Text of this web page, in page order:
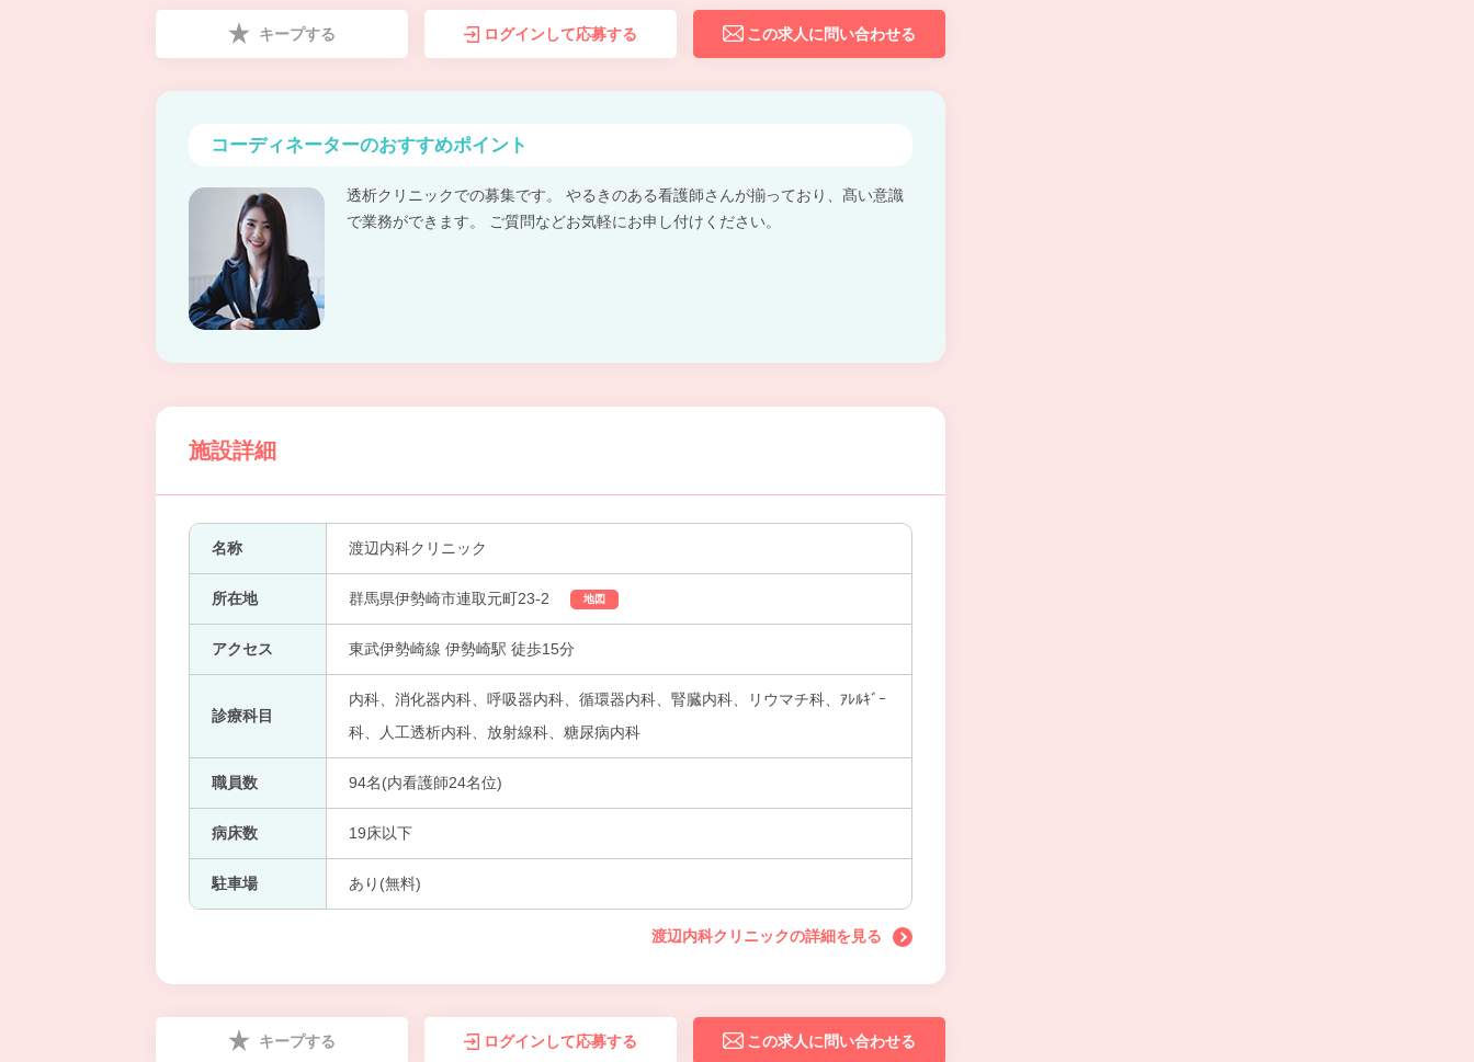
キープする ログインして応募する この求人に問い合わせる
コーディネーターのおすすめポイント
透析クリニックでの募集です。 やるきのある看護師さんが揃っており、髙い意識
で業務ができます。 ご質問などお気軽にお申し付けください。
施設詳細
名称 渡辺内科クリニック
所在地 群馬県伊勢崎市連取元町23-2 地図
アクセス 東武伊勢崎線 伊勢崎駅 徒歩15分
診療科目
内科、消化器内科、呼吸器内科、循環器内科、腎臓内科、リウマチ科、ｱﾚﾙｷﾞｰ
科、人工透析内科、放射線科、糖尿病内科
職員数 94名(内看護師24名位)
病床数 19床以下
駐車場 あり(無料)
渡辺内科クリニックの詳細を見る
キープする ログインして応募する この求人に問い合わせる